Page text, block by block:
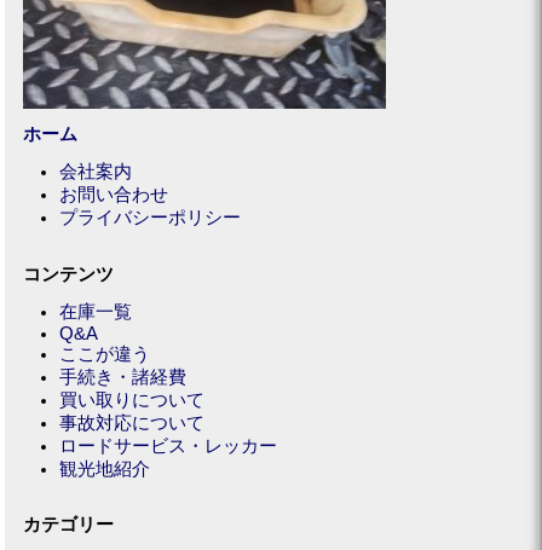
ホーム
会社案内
お問い合わせ
プライバシーポリシー
コンテンツ
在庫一覧
Q&A
ここが違う
手続き・諸経費
買い取りについて
事故対応について
ロードサービス・レッカー
観光地紹介
カテゴリー